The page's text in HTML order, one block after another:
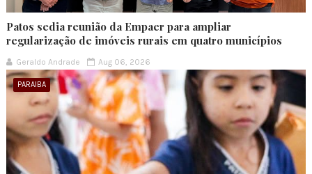
Patos sedia reunião da Empaer para ampliar
regularização de imóveis rurais em quatro municípios
Geraldo Andrade Aug 06, 2026
PARAIBA